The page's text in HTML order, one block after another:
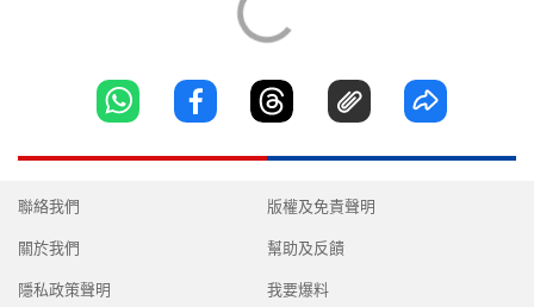
聯絡我們
關於我們
隱私政策聲明
版權及免責聲明
幫助及反饋
我要爆料